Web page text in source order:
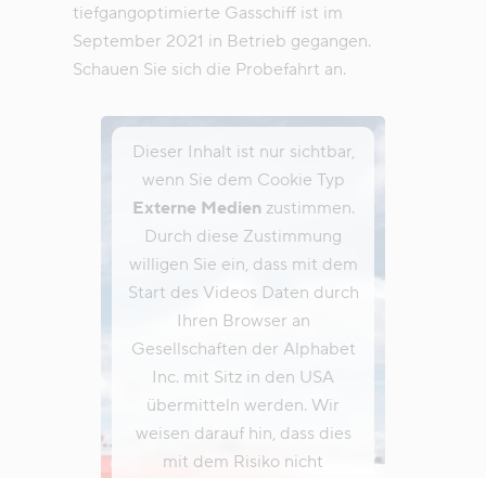
tiefgangoptimierte Gasschiff ist im
September 2021 in Betrieb gegangen.
Schauen Sie sich die Probefahrt an.
Dieser Inhalt ist nur sichtbar,
wenn Sie dem Cookie Typ
Externe Medienzustimmen.
Durch diese Zustimmung
willigen Sie ein, dass mit dem
Start des Videos Daten durch
Ihren Browser an
Gesellschaften der Alphabet
Inc. mit Sitz in den USA
übermitteln werden. Wir
weisen darauf hin, dass dies
mit dem Risiko nicht